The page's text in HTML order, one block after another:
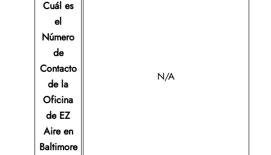
Cuál es
el
Número
de
Contacto
de la
Oficina
de EZ
Aire en
Baltimore
N/A